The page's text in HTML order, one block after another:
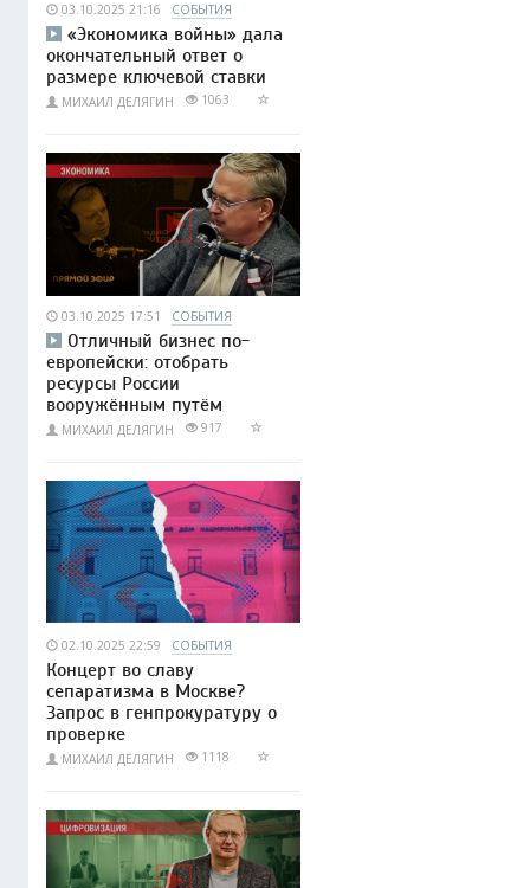
03.10.2025 21:16 СОБЫТИЯ
«Экономика войны» дала
окончательный ответ о
размере ключевой ставки
МИХАИЛ ДЕЛЯГИН 1063
03.10.2025 17:51 СОБЫТИЯ
Отличный бизнес по-
европейски: отобрать
ресурсы России
вооружённым путём
МИХАИЛ ДЕЛЯГИН 917
02.10.2025 22:59 СОБЫТИЯ
Концерт во славу
сепаратизма в Москве?
Запрос в генпрокуратуру о
проверке
МИХАИЛ ДЕЛЯГИН 1118